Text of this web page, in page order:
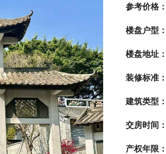
1
参考价格：
楼盘户型：
楼盘地址：
装修标准：
建筑类型：
交房时间：
产权年限：